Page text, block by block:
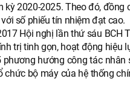
kỳ 2020-2025. Theo đó, đồng
số phiếu tín nhiệm đạt cao.
Hội nghị lần thứ sáu BCH
trị tinh gọn, hoạt động hiệu
hướng công tác nhân
chức bộ máy của hệ thống